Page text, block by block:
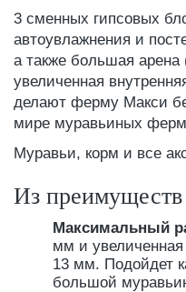
3 сменных гипсовых
автоувлажнения и
а также большая
увеличенная
делают ферму Макси
мире муравьиных
Муравьи, корм и все
Из
Максимальный
мм и
13 мм. Подойдет
большой